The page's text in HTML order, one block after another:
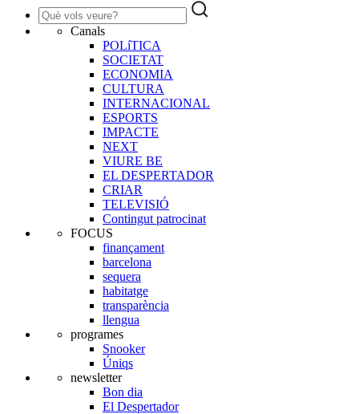
Canals
POLíTICA
SOCIETAT
ECONOMIA
CULTURA
INTERNACIONAL
ESPORTS
IMPACTE
NEXT
VIURE BE
EL DESPERTADOR
CRIAR
TELEVISIÓ
Contingut patrocinat
FOCUS
finançament
barcelona
sequera
habitatge
transparència
llengua
programes
Snooker
Úniqs
newsletter
Bon dia
El Despertador